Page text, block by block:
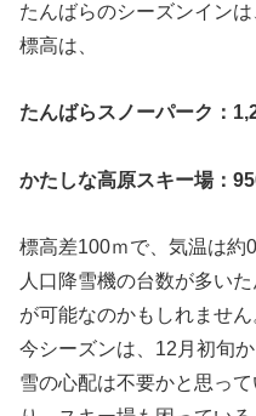
たんばらのシーズンインは
標高は、
たんばらスノーパーク：
かたしな高原スキー場：
標高差100ｍで、気温は約
人口降雪機の台数が多い
が可能なのかもしれません
今シーズンは、12月初旬
雪の心配は不要かと思っ